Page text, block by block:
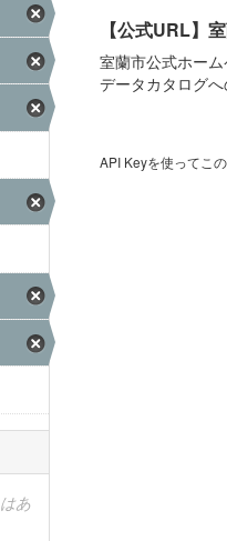
あ
【公式URL】
室蘭市公式ホー
データカタログへ
API Keyを使ってこ